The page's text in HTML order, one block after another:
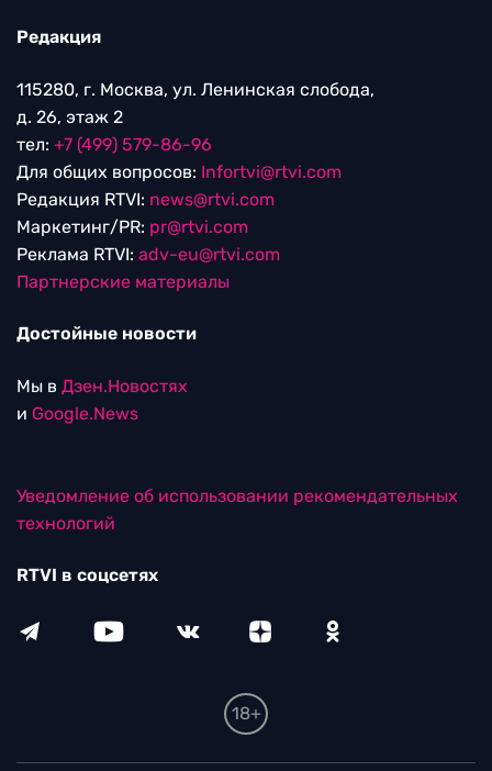
Редакция
115280, г. Москва, ул. Ленинская слобода,
д. 26, этаж 2
тел: +7 (499) 579-86-96
Для общих вопросов: Infortvi@rtvi.com
Редакция RTVI: news@rtvi.com
Маркетинг/PR: pr@rtvi.com
Реклама RTVI: adv-eu@rtvi.com
Партнерские материалы
Достойные новости
Мы в Дзен.Новостях
и Google.News
Уведомление об использовании рекомендательных
технологий
RTVI в соцсетях
18+